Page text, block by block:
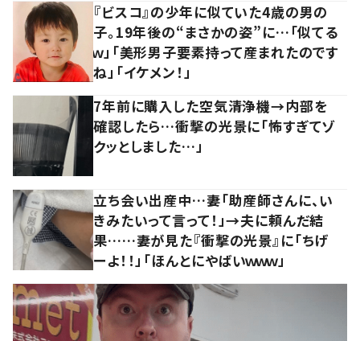
『ビスコ』の少年に似ていた4歳の男の
子。19年後の“まさかの姿”に…「似てる
ｗ」「美形男子要素持って産まれたのです
ね」「イケメン！」
7年前に購入した空気清浄機→内部を
確認したら…衝撃の光景に「怖すぎてゾ
クッとしました…」
立ち会い出産中…妻「助産師さんに、い
きみたいって言って！」→夫に頼んだ結
果……妻が見た『衝撃の光景』に「ちげ
ーよ！！」「ほんとにやばいｗｗｗ」